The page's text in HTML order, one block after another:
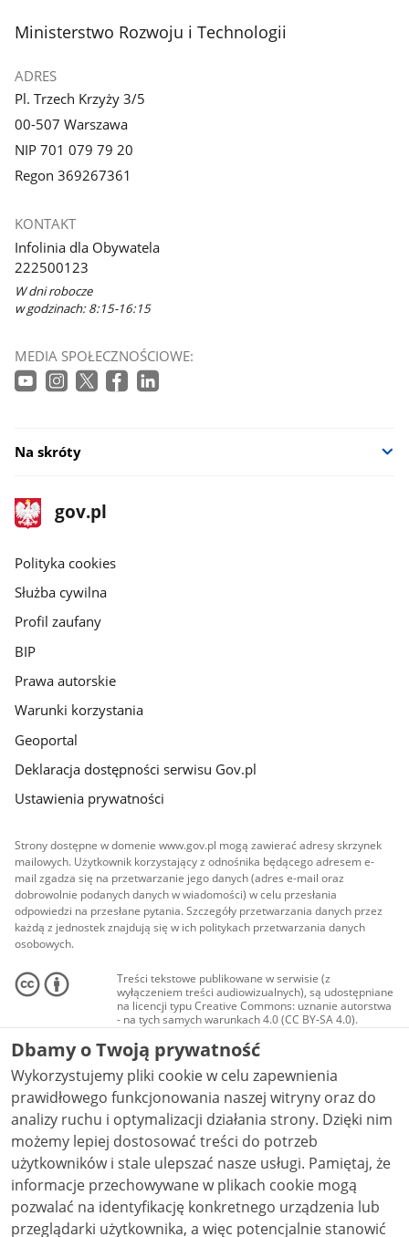
stopka
Ministerstwo Rozwoju i Technologii
ADRES
Pl. Trzech Krzyży 3/5
00-507 Warszawa
NIP 701 079 79 20
Regon 369267361
KONTAKT
Infolinia dla Obywatela
222500123
W dni robocze
w godzinach: 8:15-16:15
MEDIA SPOŁECZNOŚCIOWE:
Na skróty
stopka
gov.pl
Strona
gov.pl
gov.pl
Polityka cookies
Służba cywilna
Profil zaufany
BIP
Prawa autorskie
Warunki korzystania
Geoportal
Deklaracja dostępności serwisu Gov.pl
Ustawienia prywatności
Strony dostępne w domenie www.gov.pl mogą zawierać adresy skrzynek
mailowych. Użytkownik korzystający z odnośnika będącego adresem e-
mail zgadza się na przetwarzanie jego danych (adres e-mail oraz
dobrowolnie podanych danych w wiadomości) w celu przesłania
odpowiedzi na przesłane pytania. Szczegóły przetwarzania danych przez
każdą z jednostek znajdują się w ich politykach przetwarzania danych
osobowych.
Treści tekstowe publikowane w serwisie (z
wyłączeniem treści audiowizualnych), są udostępniane
na licencji typu Creative Commons: uznanie autorstwa
- na tych samych warunkach 4.0 (CC BY-SA 4.0).
Materiały audiowizualne, w tym zdjęcia, materiały
audio i wideo, są udostępniane na licencji typu
Creative Commons: uznanie autorstwa użycie
niekomercyjne - bez utworów zależnych 4.0 (CC BY-
NC-ND 4.0), o ile nie jest to stwierdzone inaczej.
Dbamy o Twoją prywatność
Wykorzystujemy pliki cookie w celu zapewnienia
prawidłowego funkcjonowania naszej witryny oraz do
analizy ruchu i optymalizacji działania strony. Dzięki nim
możemy lepiej dostosować treści do potrzeb
użytkowników i stale ulepszać nasze usługi. Pamiętaj, że
informacje przechowywane w plikach cookie mogą
pozwalać na identyfikację konkretnego urządzenia lub
przeglądarki użytkownika, a więc potencjalnie stanowić